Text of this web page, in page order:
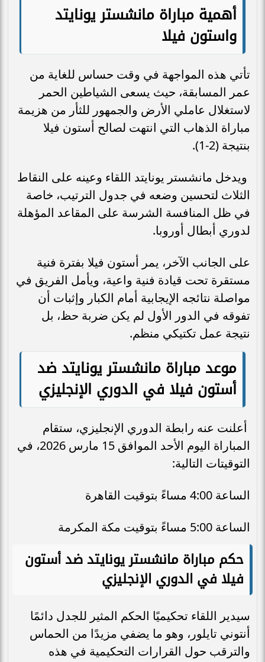
أهمية مباراة مانشستر يونايتد
واستون فيلا
تأتي هذه المواجهة في وقت حساس للغاية من
عمر المسابقة، حيث يسعى الشياطين الحمر
لاستغلال عاملي الأرض والجمهور للثأر من هزيمة
مباراة الذهاب التي انتهت لصالح أستون فيلا
بنتيجة (2-1).
ويدخل مانشستر يونايتد اللقاء وعينه على النقاط
الثلاث لتحسين وضعه في جدول الترتيب، خاصة
في ظل المنافسة الشرسة على المقاعد المؤهلة
لدوري أبطال أوروبا.
على الجانب الآخر، يمر أستون فيلا بفترة فنية
مستقرة تحت قيادة فنية واعية، ويأمل الفريق في
مواصلة نتائجه الإيجابية أمام الكبار وإثبات أن
تفوقه في الدور الأول لم يكن ضربة حظ، بل
نتيجة عمل تكتيكي منظم.
موعد مباراة مانشستر يونايتد ضد
أستون فيلا في الدوري الإنجليزي
أعلنت عنه رابطة الدوري الإنجليزي، ستقام
المباراة اليوم الأحد الموافق 15 مارس 2026، في
التوقيتات التالية:
الساعة 4:00 مساءً بتوقيت القاهرة
الساعة 5:00 مساءً بتوقيت مكة المكرمة
حكم مباراة مانشستر يونايتد ضد أستون
فيلا في الدوري الإنجليزي
سيدير اللقاء تحكيميًا الحكم المثير للجدل دائمًا
أنتوني تايلور، وهو ما يضفي مزيدًا من الحماس
والترقب حول القرارات التحكيمية في هذه